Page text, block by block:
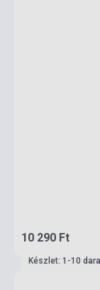
10 290 Ft
Készlet: 1-10